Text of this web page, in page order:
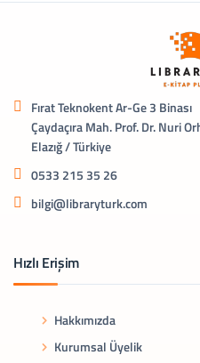
Fırat Teknokent Ar-Ge 3 Binası
Çaydaçıra Mah. Prof. Dr. Nuri
Elazığ / Türkiye
0533 215 35 26
bilgi@libraryturk.com
Hızlı Erişim
Hakkımızda
Kurumsal Üyelik